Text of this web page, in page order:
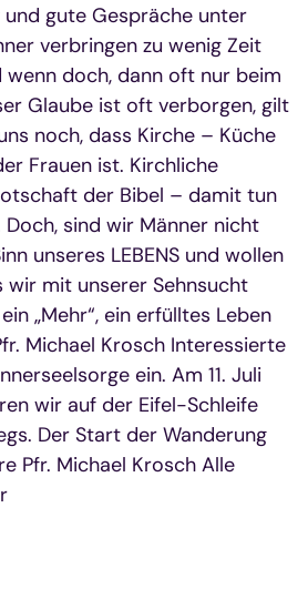
und gute Gespräche unter
verbringen zu wenig Zeit
wenn doch, dann oft nur beim
Glaube ist oft verborgen, gilt
noch, dass Kirche – Küche
Frauen ist. Kirchliche
der Bibel – damit tun
sind wir Männer nicht
unseres LEBENS und wollen
wir mit unserer Sehnsucht
„Mehr“, ein erfülltes Leben
Michael Krosch Interessierte
ein. Am 11. Juli
wir auf der Eifel-Schleife
Der Start der Wanderung
Pfr. Michael Krosch Alle